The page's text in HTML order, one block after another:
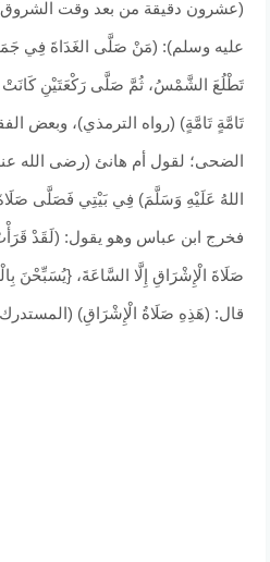
(عشرون دقيقة من بعد وقت
عليه وسلم): (مَنْ صَلَّى الغَدَاةَ فِي
تَطْلُعَ الشَّمْسُ، ثُمَّ صَلَّى رَكْعَتَيْنِ كَانَتْ
تَامَّةٍ تَامَّةٍ) (رواه الترمذي)، وبعض
الضحى؛ لقول أم هانئ (رضى الله
اللهُ عَلَيْهِ وَسَلَّمَ) فِي بَيْتِي فَصَلَّى
فخرج ابن عباس وهو يقول: (لَقَدْ
قال: (هَذِهِ صَلَاةُ الْإِشْرَاقِ)